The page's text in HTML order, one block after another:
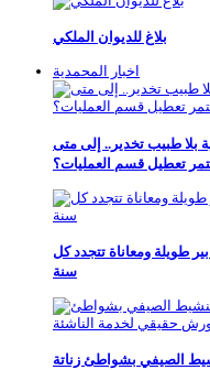
بلاغ للديوان الملكي
اخبار المحمدية
بلا طبيب تخدير.. إلى متى
تعطيل قسم العمليات؟
طويلة ومعاناة تتجدد كل
سنة
الصيفي بشواطئ زناتة